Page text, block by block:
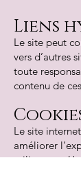
Liens
Le site peut
vers d’autres
toute
contenu de
Le site
améliorer
utilisateurs.